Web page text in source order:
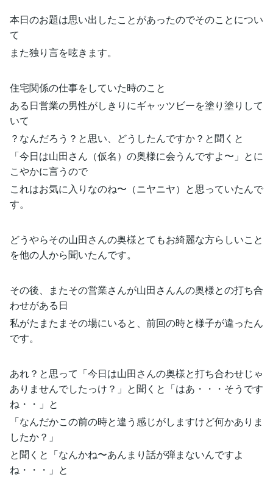
本日のお題は思い出したことがあったのでそのことについ
て
また独り言を呟きます。
住宅関係の仕事をしていた時のこと
ある日営業の男性がしきりにギャッツビーを塗り塗りして
いて
？なんだろう？と思い、どうしたんですか？と聞くと
「今日は山田さん（仮名）の奥様に会うんですよ〜」とに
こやかに言うので
これはお気に入りなのね〜（ニヤニヤ）と思っていたんで
す。
どうやらその山田さんの奥様とてもお綺麗な方らしいこと
を他の人から聞いたんです。
その後、またその営業さんが山田さんんの奥様との打ち合
わせがある日
私がたまたまその場にいると、前回の時と様子が違ったん
です。
あれ？と思って「今日は山田さんの奥様と打ち合わせじゃ
ありませんでしたっけ？」と聞くと「はあ・・・そうです
ね・・」と
「なんだかこの前の時と違う感じがしますけど何かありま
したか？」
と聞くと「なんかね〜あんまり話が弾まないんですよ
ね・・・」と